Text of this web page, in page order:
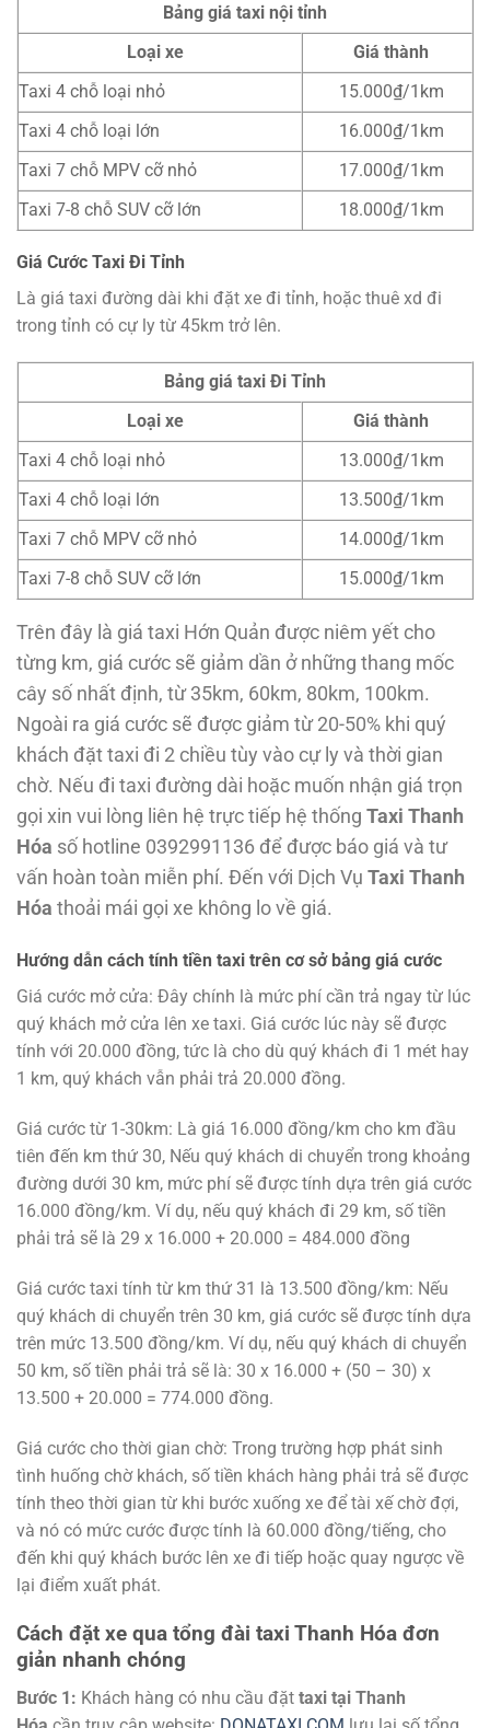
Bảng giá taxi nội tỉnh
Loại xe
Giá thành
Taxi 4 chỗ loại nhỏ
15.000₫/1km
Taxi 4 chỗ loại lớn
16.000₫/1km
Taxi 7 chỗ MPV cỡ nhỏ
17.000₫/1km
Taxi 7-8 chỗ SUV cỡ lớn
18.000₫/1km
Giá Cước Taxi Đi Tỉnh
Là giá taxi đường dài khi đặt xe đi tỉnh, hoặc thuê xd đi
trong tỉnh có cự ly từ 45km trở lên.
Bảng giá taxi Đi Tỉnh
Loại xe
Giá thành
Taxi 4 chỗ loại nhỏ
13.000₫/1km
Taxi 4 chỗ loại lớn
13.500₫/1km
Taxi 7 chỗ MPV cỡ nhỏ
14.000₫/1km
Taxi 7-8 chỗ SUV cỡ lớn
15.000₫/1km
Trên đây là giá taxi Hớn Quản được niêm yết cho
từng km, giá cước sẽ giảm dần ở những thang mốc
cây số nhất định, từ 35km, 60km, 80km, 100km.
Ngoài ra giá cước sẽ được giảm từ 20-50% khi quý
khách đặt taxi đi 2 chiều tùy vào cự ly và thời gian
chờ. Nếu đi taxi đường dài hoặc muốn nhận giá trọn
gọi xin vui lòng liên hệ trực tiếp hệ thống Taxi Thanh
Hóa số hotline 0392991136 để được báo giá và tư
vấn hoàn toàn miễn phí. Đến với Dịch Vụ Taxi Thanh
Hóa thoải mái gọi xe không lo về giá.
Hướng dẫn cách tính tiền taxi trên cơ sở bảng giá cước
Giá cước mở cửa: Đây chính là mức phí cần trả ngay từ lúc
quý khách mở cửa lên xe taxi. Giá cước lúc này sẽ được
tính với 20.000 đồng, tức là cho dù quý khách đi 1 mét hay
1 km, quý khách vẫn phải trả 20.000 đồng.
Giá cước từ 1-30km: Là giá 16.000 đồng/km cho km đầu
tiên đến km thứ 30, Nếu quý khách di chuyển trong khoảng
đường dưới 30 km, mức phí sẽ được tính dựa trên giá cước
16.000 đồng/km. Ví dụ, nếu quý khách đi 29 km, số tiền
phải trả sẽ là 29 x 16.000 + 20.000 = 484.000 đồng
Giá cước taxi tính từ km thứ 31 là 13.500 đồng/km: Nếu
quý khách di chuyển trên 30 km, giá cước sẽ được tính dựa
trên mức 13.500 đồng/km. Ví dụ, nếu quý khách di chuyển
50 km, số tiền phải trả sẽ là: 30 x 16.000 + (50 – 30) x
13.500 + 20.000 = 774.000 đồng.
Giá cước cho thời gian chờ: Trong trường hợp phát sinh
tình huống chờ khách, số tiền khách hàng phải trả sẽ được
tính theo thời gian từ khi bước xuống xe để tài xế chờ đợi,
và nó có mức cước được tính là 60.000 đồng/tiếng, cho
đến khi quý khách bước lên xe đi tiếp hoặc quay ngược về
lại điểm xuất phát.
Cách đặt xe qua tổng đài taxi Thanh Hóa đơn
giản nhanh chóng
Bước 1: Khách hàng có nhu cầu đặt taxi tại Thanh